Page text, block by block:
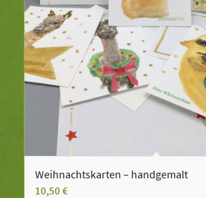
Weihnachtskarten – handgemalt
10,50 €